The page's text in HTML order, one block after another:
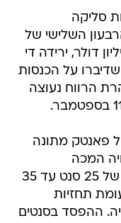
סליקה
השלישי של
בטווח של 10.5-11.2 מיליון דולר, ירידה די
על הכנסות
הרווח נעוצה
פאנטק מתונה
המכה
האמיתית. פאנדטק צופה להפסד של 25 סנט עד 35
תחזיות
של 12 סנט למניה. ההפסד בסנטים